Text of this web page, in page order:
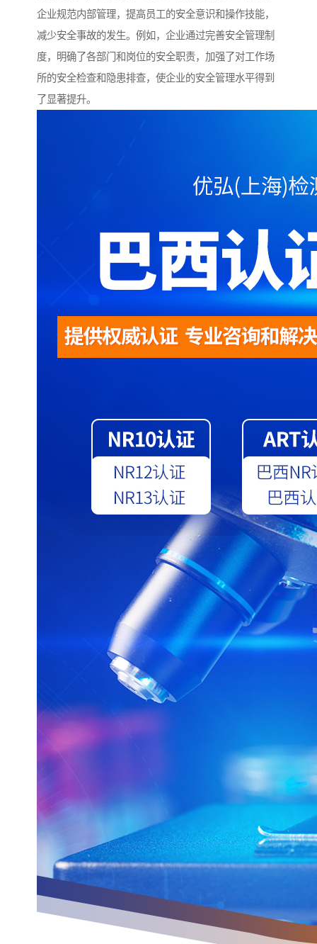
企业规范内部管理，提高员工的安全意识和操作技能，
减少安全事故的发生。例如，企业通过完善安全管理制
度，明确了各部门和岗位的安全职责，加强了对工作场
所的安全检查和隐患排查，使企业的安全管理水平得到
了显著提升。